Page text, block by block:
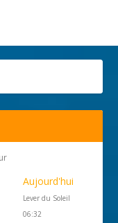
Aujourd'hui
Lever du Soleil
06:32